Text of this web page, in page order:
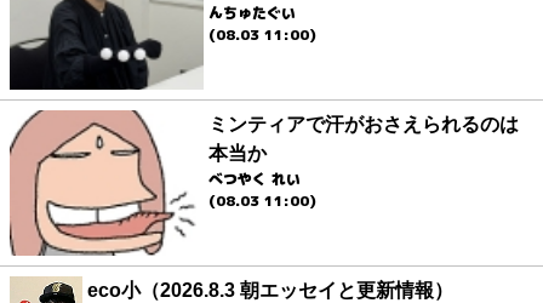
んちゅたぐい
(08.03 11:00)
ミンティアで汗がおさえられるのは
本当か
べつやく れい
(08.03 11:00)
eco小（2026.8.3 朝エッセイと更新情報）